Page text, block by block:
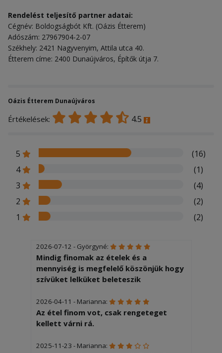
Rendelést teljesítő partner adatai:
Cégnév: Boldogságbót Kft. (Oázis Étterem)
Adószám: 27967904-2-07
Székhely: 2421 Nagyvenyim, Attila utca 40.
Étterem címe: 2400 Dunaújváros, Építők útja 7.
Oázis Étterem Dunaújváros
Értékelések: 4.5
5
(16)
4
(1)
3
(4)
2
(2)
1
(2)
2026-07-12 - Györgyné:
Mindig finomak az ételek és a
mennyiség is megfelelő köszönjük hogy
szívüket lelküket beleteszik
2026-04-11 - Marianna:
Az étel finom vot, csak rengeteget
kellett várni rá.
2025-11-23 - Marianna: